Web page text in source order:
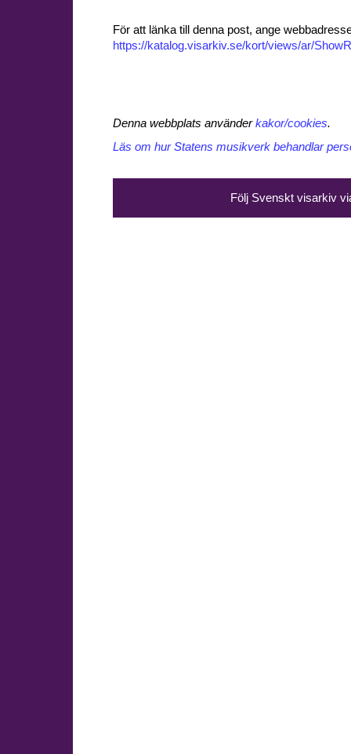
För att länka till denna post, ange
https://katalog.visarkiv.se/kort/views/ar/
Denna webbplats använderkakor/cookies.
Läs om hur Statens musikverk behandlar
Följ Svenskt visarkiv